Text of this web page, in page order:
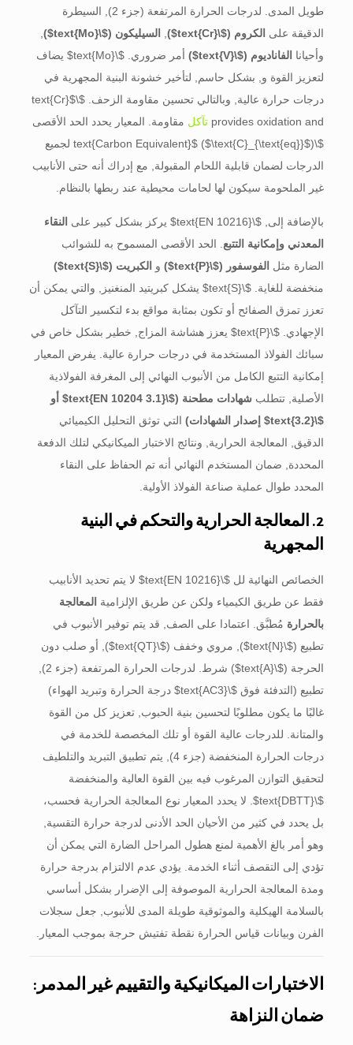
طويل المدى. لدرجات الحرارة المرتفعة (جزء 2), السيطرة
الدقيقة على الكروم ($\text{Cr}$
)
, السيليكون ($\text{Mo}$
)
,
وأحيانا الفاناديوم ($\text{V}$
)أمر ضروري. $\text{Mo}$
يضاف
لتعزيز القوة و, بشكل حاسم, لتأخير خشونة البنية المجهرية في
درجات حرارة عالية, وبالتالي تحسين مقاومة الزحف. $\text{Cr}$
provides oxidation and تآكل مقاومة. المعيار يحدد الحد الأقصى
$\text{Carbon Equivalent}$
($\text{C}_{\text{eq}}$
) لجميع
الدرجات لضمان قابلية اللحام المقبولة, مع إدراك أنه حتى الأنابيب
غير الملحومة سيكون لها لحامات محيطية عند ربطها بالنظام.
بالإضافة إلى, $\text{EN 10216}$ يركز بشكل كبير على النقاء
المعدني وإمكانية التتبع . الحد الأقصى المسموح به للشوائب
الضارة مثل الفوسفور ($\text{P}$
)و الكبريت ($\text{S}$
)
منخفضة للغاية. $\text{S}$
يشكل كبريتيد المنغنيز, والتي يمكن أن
تعزز تمزق الصفائح أو تكون بمثابة مواقع بدء لتكسير التآكل
الإجهادي. $\text{P}$
يعزز هشاشة المزاج, خطير بشكل خاص في
سبائك الفولاذ المستخدمة في درجات حرارة عالية. يفرض المعيار
إمكانية التتبع الكامل من الأنبوب النهائي إلى المغرفة الفولاذية
الأصلية, تتطلب شهادات مطحنة ($\text{EN 10204 3.1}$
أو
$\text{3.2}$
إصدار الشهادات)التي توثق التحليل الكيميائي
الدقيق, المعالجة الحرارية, ونتائج الاختبار الميكانيكي لتلك الدفعة
المحددة, ضمان المستخدم النهائي أنه تم الحفاظ على النقاء
المحدد طوال عملية صناعة الفولاذ الأولية.
2. المعالجة الحرارية والتحكم في البنية
المجهرية
الخصائص النهائية لل $\text{EN 10216}$
لا يتم تحديد الأنابيب
فقط عن طريق الكيمياء ولكن عن طريق الإلزامية المعالجة
بالحرارة مُطبَّق. اعتمادا على الصف, قد يتم توفير الأنبوب في
تطبيع ($\text{N}$ ), مروي وخفف ($\text{QT}$
), أو صلب دون
الحرجة ($\text{A}$
) شرط. لدرجات الحرارة المرتفعة (جزء 2),
تطبيع (التدفئة فوق $\text{AC3}$
درجة الحرارة وتبريد الهواء)
غالبًا ما يكون مطلوبًا لتحسين بنية الحبوب, تعزيز كل من القوة
والمتانة. للدرجات عالية القوة أو تلك المخصصة للخدمة في
درجات الحرارة المنخفضة (جزء 4), يتم تطبيق التبريد والتلطيف
لتحقيق التوازن المرغوب فيه بين القوة العالية والمنخفضة
$\text{DBTT}$
. لا يحدد المعيار نوع المعالجة الحرارية فحسب،
بل يحدد في كثير من الأحيان الحد الأدنى لدرجة حرارة التقسية,
وهو أمر بالغ الأهمية لمنع هطول المراحل الضارة التي يمكن أن
تؤدي إلى التقصف أثناء الخدمة. يؤدي عدم الالتزام بدرجة حرارة
ومدة المعالجة الحرارية الموصوفة إلى الإضرار بشكل أساسي
بالسلامة الهيكلية والموثوقية طويلة المدى للأنبوب, جعل سجلات
الفرن وبيانات قياس الحرارة نقطة تفتيش حرجة بموجب المعيار.
الاختبارات الميكانيكية والتقييم غير المدمر:
ضمان النزاهة